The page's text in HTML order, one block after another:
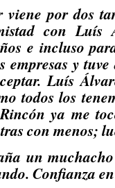
por dos
con Luís
e incluso
empresas y
Luís
todos los
ya me
con menos;
un
Confianza